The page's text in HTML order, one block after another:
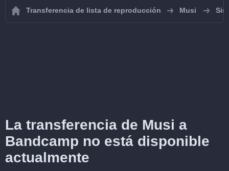
Transferencia de lista de reproducción Musi
La transferencia de Musi a
Bandcamp no está disponible
actualmente